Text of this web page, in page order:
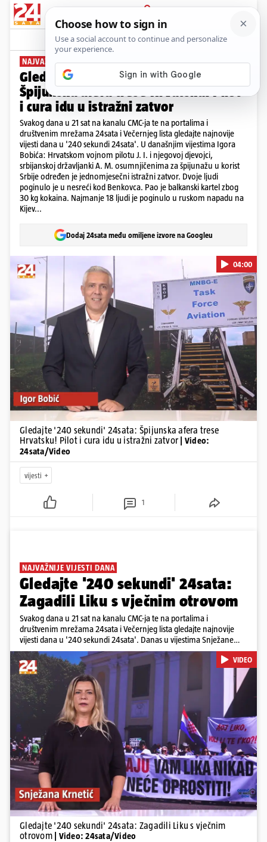
PRIJAVA
News Komentari
NAJVAŽNIJE VIJESTI DANA
Gledajte '240 sekundi' 24sata:
Špijunska afera trese Hrvatsku! Pilot
i cura idu u istražni zatvor
Svakog dana u 21 sat na kanalu CMC-ja te na portalima i
društvenim mrežama 24sata i Večernjeg lista gledajte najnovije
vijesti dana u '240 sekundi 24sata'. U današnjim vijestima Igora
Bobića: Hrvatskom vojnom pilotu J. I. i njegovoj djevojci,
srbijanskoj državljanki A. M. osumnjičenima za špijunažu u korist
Srbije određen je jednomjesečni istražni zatvor. Dvoje ljudi
poginulo je u nesreći kod Benkovca. Pao je balkanski kartel zbog
30 kg kokaina. Najmanje 18 ljudi je poginulo u ruskom napadu na
Kijev...
Dodaj 24sata među omiljene izvore na Googleu
04:00
Gledajte '240 sekundi' 24sata: Špijunska afera trese
Hrvatsku! Pilot i cura idu u istražni zatvor
| Video:
24sata/Video
vijesti
1
NAJVAŽNIJE VIJESTI DANA
Gledajte '240 sekundi' 24sata:
Zagadili Liku s vječnim otrovom
Svakog dana u 21 sat na kanalu CMC-ja te na portalima i
društvenim mrežama 24sata i Večernjeg lista gledajte najnovije
vijesti dana u '240 sekundi 24sata'. Danas u vijestima Snježane
Krnetić: Lika teško zagađena s 37.000 tona opasnog otpada, Troje
poginulih u nesreći u Zagrebu, Uhićen načelnik Svetog Ivana
Žabna, Borba za život Denisa Vejzovića, Krajaču režu ovlasti: Slijedi
otkaz...
Pokretanje videa...
VIDEO
Gledajte '240 sekundi' 24sata: Zagadili Liku s vječnim
otrovom
| Video: 24sata/Video